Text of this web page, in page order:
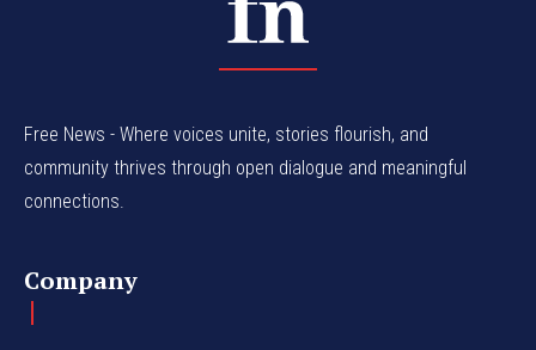
Free News - Where voices unite, stories flourish, and
community thrives through open dialogue and meaningful
connections.
Company